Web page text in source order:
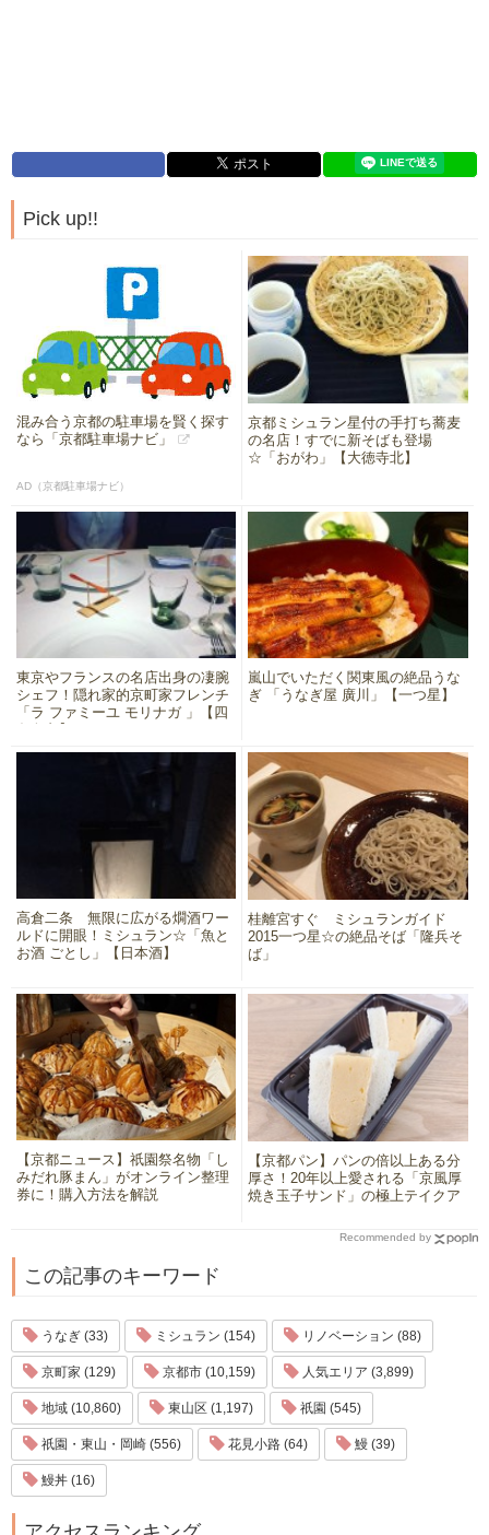
Pick up!!
混み合う京都の駐車場を賢く探す
なら「京都駐車場ナビ」
AD（京都駐車場ナビ）
京都ミシュラン星付の手打ち蕎麦
の名店！すでに新そばも登場
☆「おがわ」【大徳寺北】
東京やフランスの名店出身の凄腕
シェフ！隠れ家的京町家フレンチ
「ラ ファミーユ モリナガ 」【四
嵐山でいただく関東風の絶品うな
ぎ 「うなぎ屋 廣川」【一つ星】
高倉二条 無限に広がる燗酒ワー
ルドに開眼！ミシュラン☆「魚と
お酒 ごとし」【日本酒】
桂離宮すぐ ミシュランガイド
2015一つ星☆の絶品そば「隆兵そ
ば」
【京都ニュース】祇園祭名物「し
みだれ豚まん」がオンライン整理
券に！購入方法を解説
【京都パン】パンの倍以上ある分
厚さ！20年以上愛される「京風厚
焼き玉子サンド」の極上テイクア
Recommended by
この記事のキーワード
うなぎ (33) ミシュラン (154) リノベーション (88)
京町家 (129) 京都市 (10,159) 人気エリア (3,899)
地域 (10,860) 東山区 (1,197) 祇園 (545)
祇園・東山・岡崎 (556) 花見小路 (64) 鰻 (39)
鰻丼 (16)